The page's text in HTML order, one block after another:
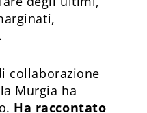
collaborazione
Murgia ha
Ha raccontato